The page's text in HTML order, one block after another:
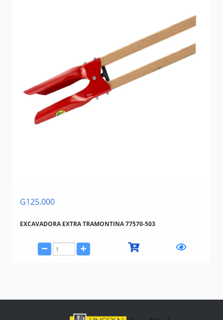
G125.000
EXCAVADORA EXTRA TRAMONTINA 77570-503